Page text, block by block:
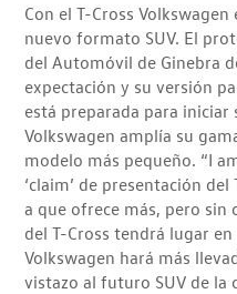
Con el T-Cross
nuevo formato SUV. El
del Automóvil de Ginebra
expectación y su versión
está preparada para iniciar
Volkswagen amplía su
modelo más pequeño. “I
‘claim’ de presentación
a que ofrece más, pero sin
del T-Cross tendrá lugar
Volkswagen hará más
vistazo al futuro SUV de la